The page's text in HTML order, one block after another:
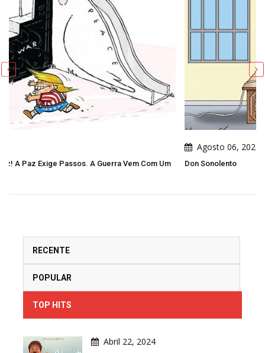
Com Um Don Sonolento
RECENTE
POPULAR
TOP HITS
Abril 22, 2024